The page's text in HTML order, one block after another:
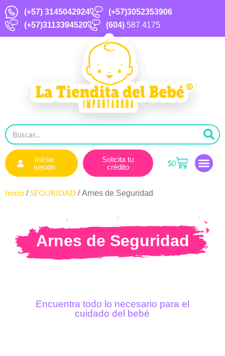
(+57) 3145042924
(+57)3052353906
(+57)3113394520
(604) 587 4175
Iniciar
sesión
Solicita tu
crédito
$0
Inicio /SEGURIDAD / Arnes de Seguridad
Arnes de Seguridad
Encuentra todo lo necesario para el
cuidado del bebé